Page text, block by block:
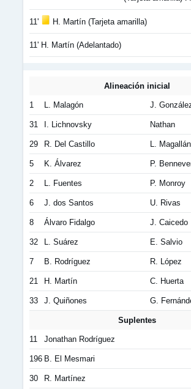
11' H. Martín (Tarjeta amarilla)
11' H. Martín (Adelantado)
Alineación inicial
1 L. Malagón J.
31 I. Lichnovsky Nathan
29 R. Del Castillo L. Magallán
5 K. Álvarez P.
2 L. Fuentes P. Monroy
6 J. dos Santos U. Rivas
8 Álvaro Fidalgo J. Caicedo
32 L. Suárez E. Salvio
7 B. Rodríguez R. López
21 H. Martín C. Huerta
33 J. Quiñones G.
Suplentes
11 Jonathan Rodríguez
196 B. El Mesmari
30 R. Martínez